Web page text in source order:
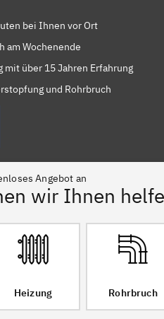
bei Ihnen vor Ort
am Wochenende
mit über 15 Jahren Erfahrung
und Rohrbruch
Angebot an
wir Ihnen
Heizung Rohrbruch